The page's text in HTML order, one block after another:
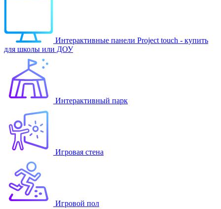
Интерактивные панели Project touch - купить
для школы или ДОУ
Интерактивный парк
Игровая стена
Игровой пол